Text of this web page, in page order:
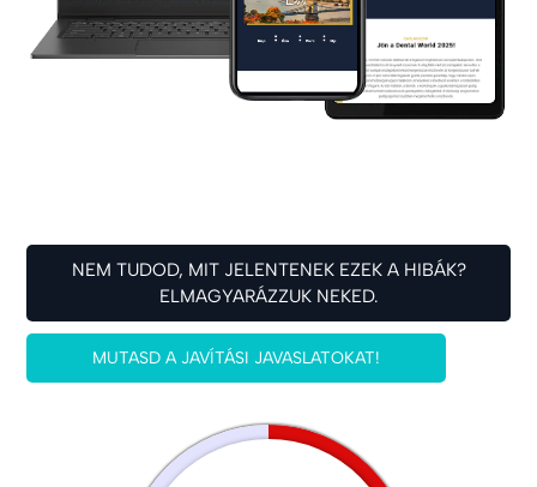
NEM TUDOD, MIT JELENTENEK EZEK A HIBÁK?
ELMAGYARÁZZUK NEKED.
MUTASD A JAVÍTÁSI JAVASLATOKAT!